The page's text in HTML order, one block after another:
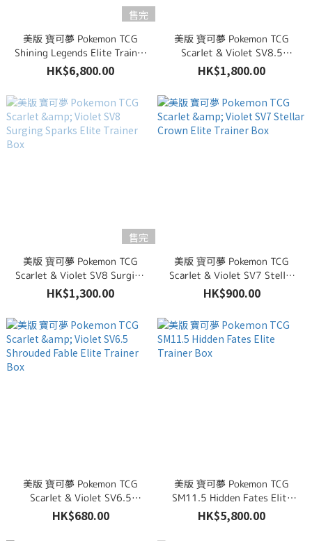
售完
美版 寶可夢 Pokemon TCG
Shining Legends Elite Trainer
Box
HK$6,800.00
美版 寶可夢 Pokemon TCG
Scarlet & Violet SV8.5
Prismatic Evolutions Elite
Trainer Box
HK$1,800.00
售完
美版 寶可夢 Pokemon TCG
Scarlet & Violet SV8 Surging
Sparks Elite Trainer Box
HK$1,300.00
美版 寶可夢 Pokemon TCG
Scarlet & Violet SV7 Stellar
Crown Elite Trainer Box
HK$900.00
美版 寶可夢 Pokemon TCG
Scarlet & Violet SV6.5
Shrouded Fable Elite Trainer
HK$680.00
美版 寶可夢 Pokemon TCG
SM11.5 Hidden Fates Elite
Trainer Box
HK$5,800.00